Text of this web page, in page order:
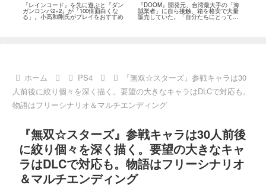
『レインコード』を先に遊ぶと『ダン
ガンロンパ2×2』が「100倍面白くな
る」。小高和剛氏がプレイをおすすめ
『DOOM』開発元、台湾最大手の「海
賊業者」に自ら接触、箱を格安で大量
販売していた。「自分たちにとっては
流通だった」
ホーム PS4
『無双☆スターズ』参戦キャラは30
人前後に絞り個々を深く描く。要望の大きなキャラはDLCで対応も。
物語はフリーシナリオ＆マルチエンディング
『無双☆スターズ』参戦キャラは30人前後
に絞り個々を深く描く。要望の大きなキャ
ラはDLCで対応も。物語はフリーシナリオ
＆マルチエンディング